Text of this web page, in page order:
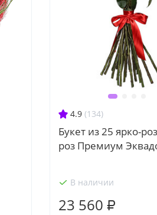
4.9 (134)
Букет из 25 ярко-
роз Премиум
В наличии
23 560 ₽